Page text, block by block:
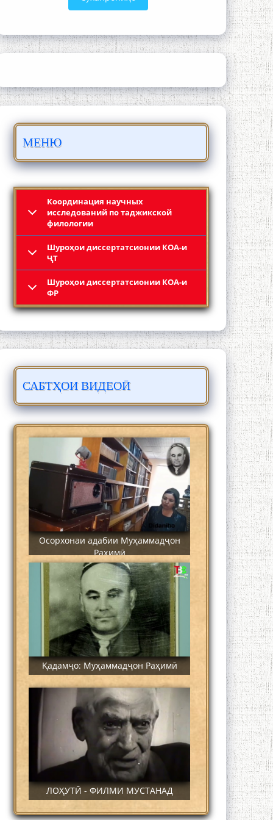
МЕНЮ
Координация научных
исследований по таджикской
филологии
Шyроҳои диссертатсионии КОА-и
ҶТ
Шyроҳои диссертатсионии КОА-и
ФР
САБТҲОИ ВИДЕОӢ
ШАРҲИ МУЛОҚОТ БО АҲЛИ ИЛМ ВА
МАОРИФИ КИШВАР АЗ ҶОНИБИ
БО 4 000 000 СОМОНӢ ПАЙКАРА ВА
СОХТА ШУД!
Кадамчо Худои Шарифзода
Сайре дар Осорхона Муҳаммадҷон
Раҳимӣ
Осорхонаи адабии Муҳаммадҷон
Раҳимӣ
Қадамҷо: Муҳаммадҷон Раҳимӣ
ЛОҲУТӢ - ФИЛМИ МУСТАНАД